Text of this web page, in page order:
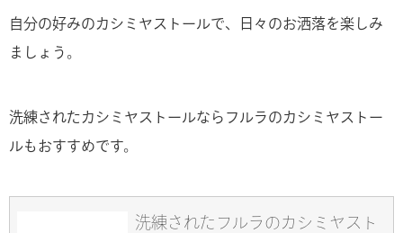
自分の好みのカシミヤストールで、日々のお洒落を楽しみ
ましょう。
洗練されたカシミヤストールならフルラのカシミヤストー
ルもおすすめです。
洗練されたフルラのカシミヤスト